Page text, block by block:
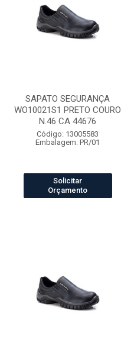
SAPATO SEGURANÇA
WO10021S1 PRETO COURO
N.46 CA 44676
Código: 13005583
Embalagem: PR/01
Solicitar
Orçamento